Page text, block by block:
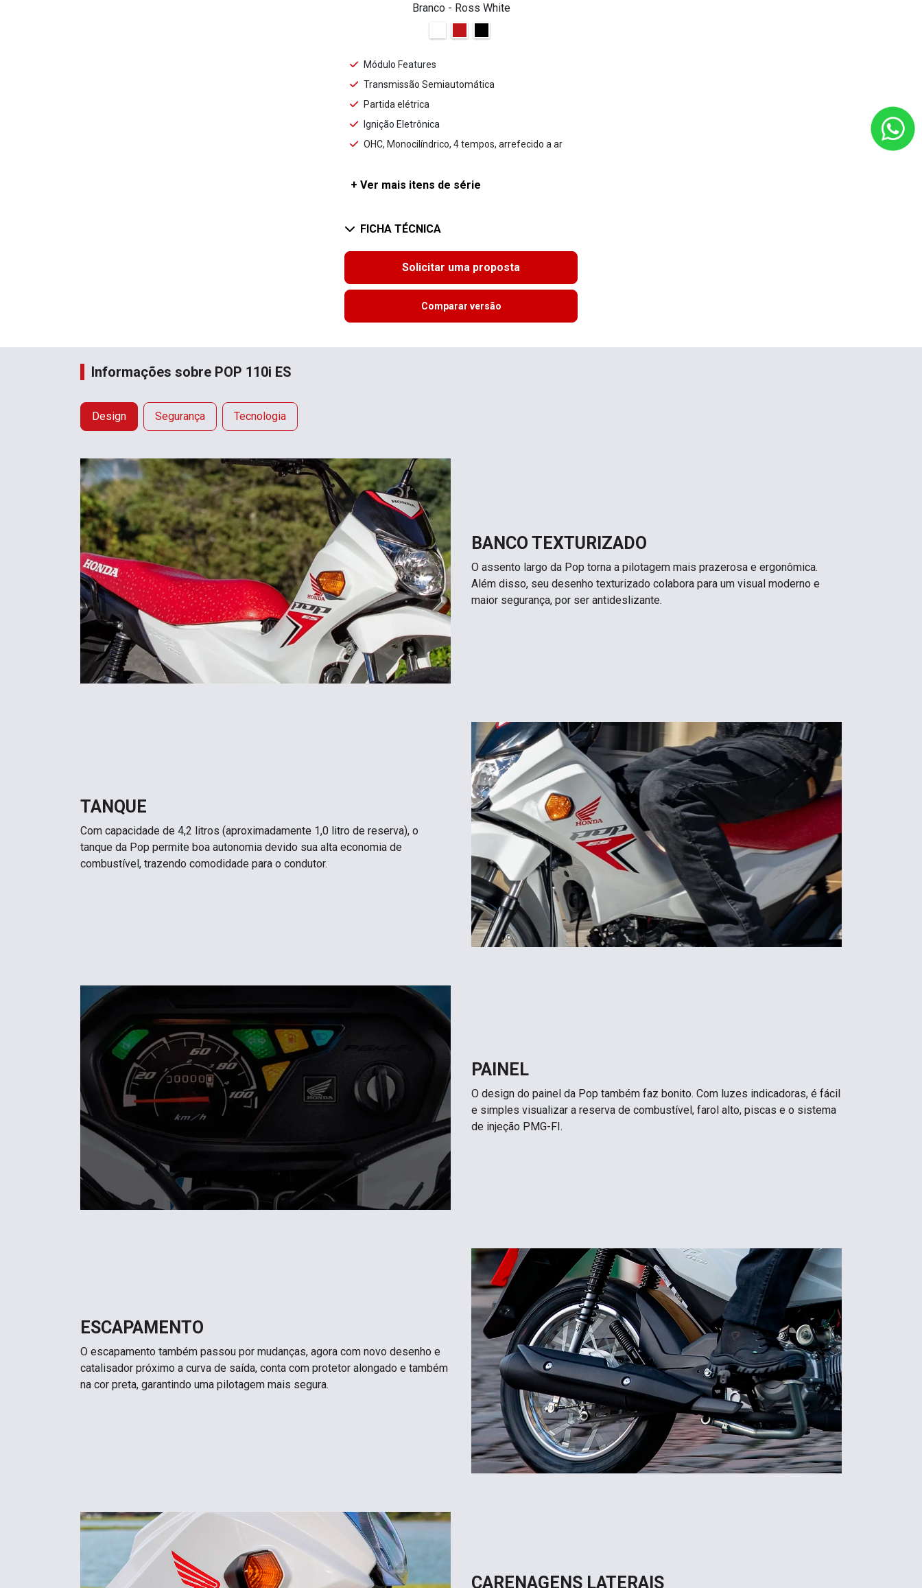
Branco - Ross White
Módulo Features
Transmissão Semiautomática
Partida elétrica
Ignição Eletrônica
OHC, Monocilíndrico, 4 tempos, arrefecido a ar
+ Ver mais itens de série
FICHA TÉCNICA
Solicitar uma proposta
Comparar versão
Informações sobre POP 110i ES
Design Segurança Tecnologia
BANCO TEXTURIZADO
O assento largo da Pop torna a pilotagem mais prazerosa e ergonômica.
Além disso, seu desenho texturizado colabora para um visual moderno e
maior segurança, por ser antideslizante.
TANQUE
Com capacidade de 4,2 litros (aproximadamente 1,0 litro de reserva), o
tanque da Pop permite boa autonomia devido sua alta economia de
combustível, trazendo comodidade para o condutor.
PAINEL
O design do painel da Pop também faz bonito. Com luzes indicadoras, é fácil
e simples visualizar a reserva de combustível, farol alto, piscas e o sistema
de injeção PMG-FI.
ESCAPAMENTO
O escapamento também passou por mudanças, agora com novo desenho e
catalisador próximo a curva de saída, conta com protetor alongado e também
na cor preta, garantindo uma pilotagem mais segura.
CARENAGENS LATERAIS